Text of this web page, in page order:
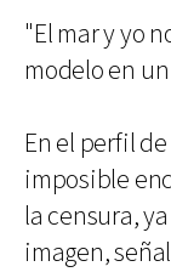
"El mar y yo
modelo en
En el perfil
imposible
la censura,
imagen,